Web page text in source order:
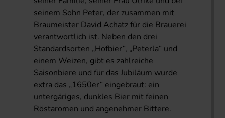
seinem Sohn Peter, der zusammen mit
Braumeister David Achatz für die Brauerei
verantwortlich ist. Neben den drei
Standardsorten „Hofbier“, „Peterla“ und
einem Weizen, gibt es zahlreiche
Saisonbiere und für das Jubiläum wurde
extra das „1650er“ eingebraut: ein
untergäriges, dunkles Bier mit feinen
Röstaromen und angenehmer Bittere.